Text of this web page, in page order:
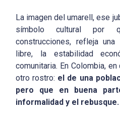
La imagen del umarell, ese
símbolo cultural por
construcciones, refleja
libre, la estabilidad
comunitaria. En Colombia,
otro rostro: el de una
pero que en buena
informalidad y el rebusque.